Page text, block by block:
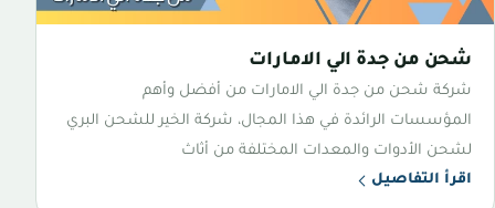
شحن من جدة الي الامارات
شركة شحن من جدة الي الامارات من أفضل وأهم
المؤسسات الرائدة في هذا المجال، شركة الخير للشحن البري
لشحن الأدوات والمعدات المختلفة من أثاث
اقرأ التفاصيل